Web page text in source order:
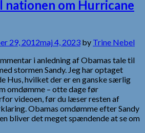
nationen om Hurricane
29, 2012maj 4, 2023 by Trine Nebel
i anledning af Obamas tale til
stormen Sandy. Jeg har optaget
Hus, hvilket der er en ganske særlig
omdømme – otte dage før
videoen, før du læser resten af
Obamas omdømme efter Sandy
bliver det meget spændende at se om